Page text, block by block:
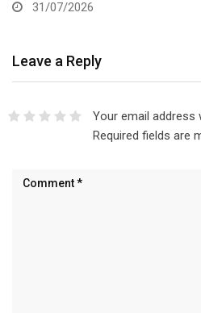
31/07/2026
Leave a Reply
Your email address
Required fields are